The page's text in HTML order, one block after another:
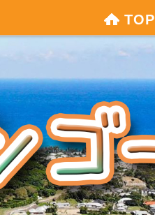
TOP